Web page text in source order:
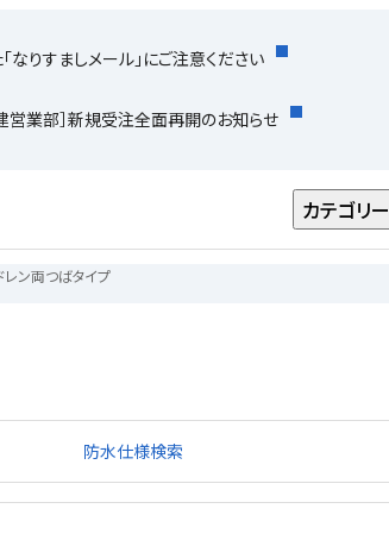
なりすましメール」にご注意ください
営業部］新規受注全面再開のお知らせ
カテゴリー
レン両つばタイプ
防水仕様検索